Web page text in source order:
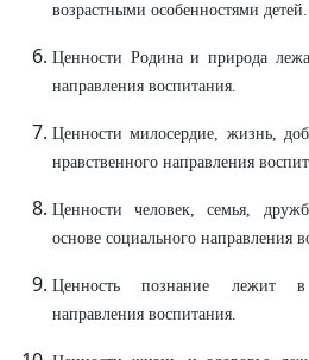
возрастными особенностями детей.
Ценности Родина и природа
направления воспитания.
Ценности милосердие, жизнь,
нравственного направления
Ценности человек, семья,
основе социального направления
Ценность познание лежит в
направления воспитания.